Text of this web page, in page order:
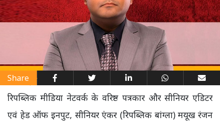
Share
रिपब्लिक मीडिया नेटवर्क के वरिष्ठ पत्रकार और सीनियर एडिटर
एवं हेड ऑफ इनपुट, सीनियर एंकर (रिपब्लिक बांग्ला) मयूख रंजन